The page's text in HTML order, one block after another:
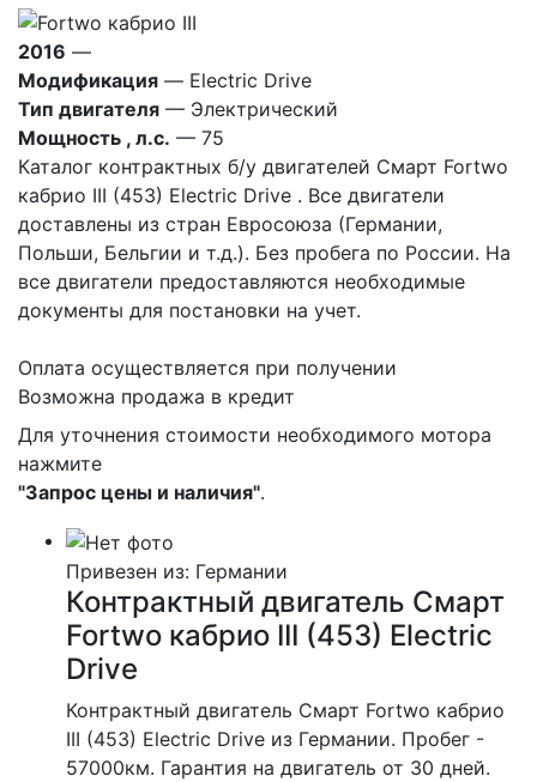
2016 —
Модификация — Electric Drive
Тип двигателя — Электрический
Мощность , л.с. — 75
Каталог контрактных б/у двигателей Смарт Fortwo
кабрио III (453) Electric Drive . Все двигатели
доставлены из стран Евросоюза (Германии,
Польши, Бельгии и т.д.). Без пробега по России. На
все двигатели предоставляются необходимые
документы для постановки на учет.
Оплата осуществляется при получении
Возможна продажа в кредит
Для уточнения стоимости необходимого мотора
нажмите
"Запрос цены и наличия".
Привезен из: Германии
Контрактный двигатель Смарт
Fortwo кабрио III (453) Electric
Drive
Контрактный двигатель Смарт Fortwo кабрио
III (453) Electric Drive из Германии. Пробег -
57000км. Гарантия на двигатель от 30 дней.